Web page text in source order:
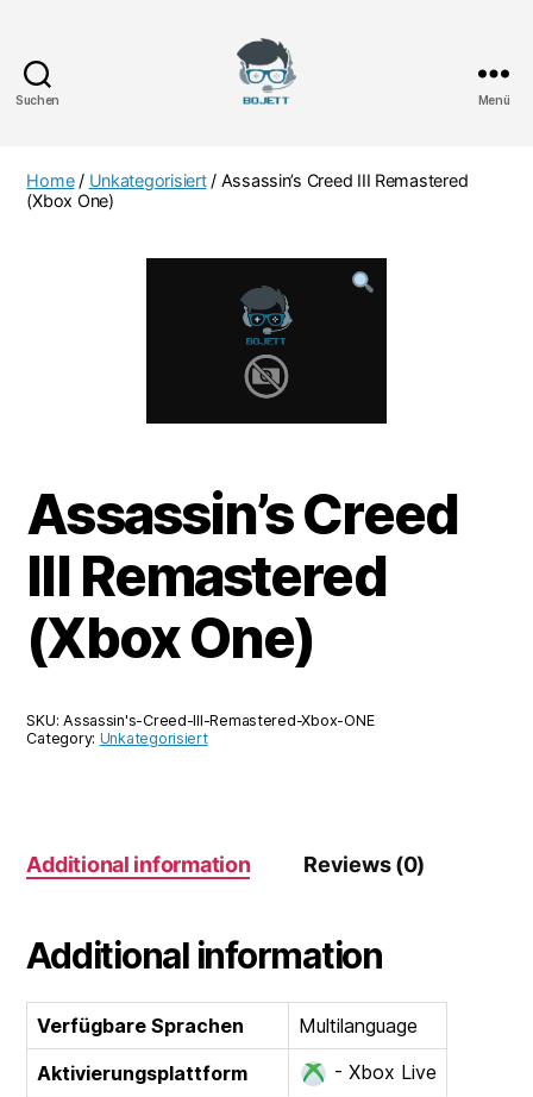
Suchen Menü
Home/ Unkategorisiert/ Assassin’s Creed III Remastered
(Xbox One)
Assassin’s Creed
III Remastered
(Xbox One)
SKU:Assassin's-Creed-III-Remastered-Xbox-ONE
Category: Unkategorisiert
Additional information Reviews (0)
Additional information
Verfügbare Sprachen
Multilanguage
Aktivierungsplattform
- Xbox Live